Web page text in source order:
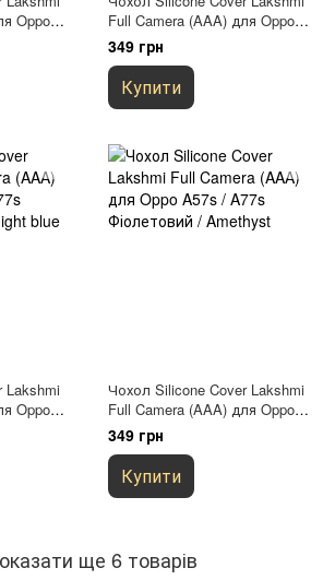
Oppo
Pink
Full Camera (AAA) для Oppo
A57s / A77s Сірий / Dark Gray
349 грн
Купити
Lakshmi
Oppo
/
Чохол Silicone Cover Lakshmi
Full Camera (AAA) для Oppo
A57s / A77s Фіолетовий /
Amethyst
349 грн
Купити
ще 6 товарів